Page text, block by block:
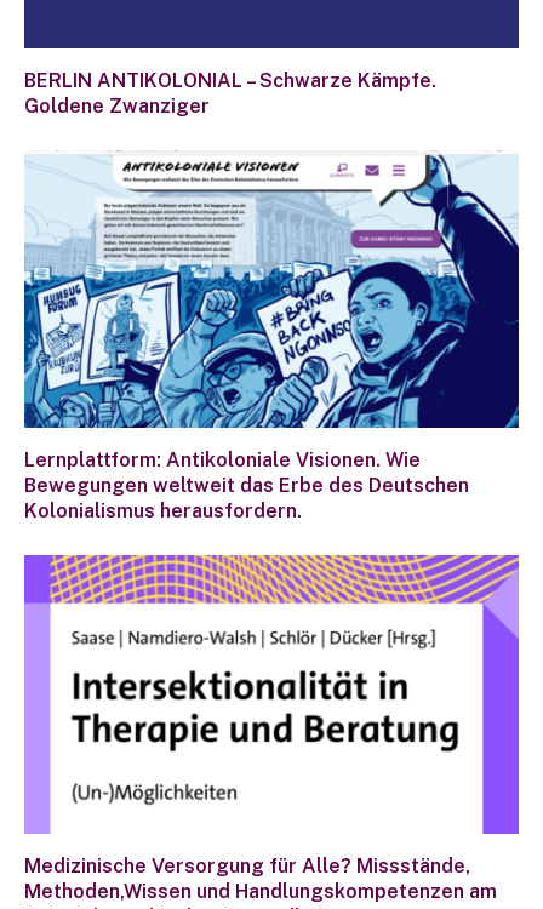
BERLIN ANTIKOLONIAL – Schwarze Kämpfe.
Goldene Zwanziger
Lernplattform: Antikoloniale Visionen. Wie
Bewegungen weltweit das Erbe des Deutschen
Kolonialismus herausfordern.
Medizinische Versorgung für Alle? Missstände,
Methoden,Wissen und Handlungskompetenzen am